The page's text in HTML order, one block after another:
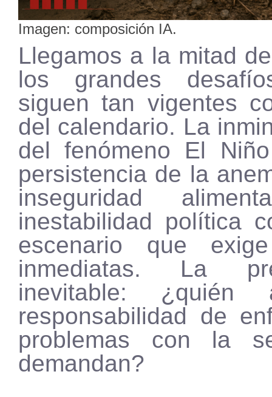
Imagen: composición IA.
Llegamos a la mitad
los grandes
siguen tan vigentes
del calendario. La
del fenómeno El
persistencia de la
inseguridad
inestabilidad política
escenario que
inmediatas. La
inevitable: ¿quién
responsabilidad de
problemas con la
demandan?